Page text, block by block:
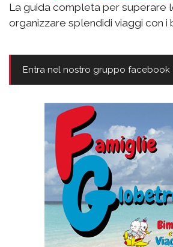
La guida completa per superare
organizzare splendidi viaggi con i
Entra nel nostro gruppo facebook